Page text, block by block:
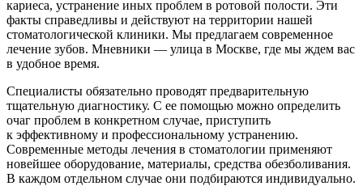
кариеса, устранение иных проблем в ротовой полости. Эти
факты справедливы и действуют на территории нашей
стоматологической клиники. Мы предлагаем современное
лечение зубов. Мневники — улица в Москве, где мы ждем вас
в удобное время.
Специалисты обязательно проводят предварительную
тщательную диагностику. С ее помощью можно определить
очаг проблем в конкретном случае, приступить
к эффективному и профессиональному устранению.
Современные методы лечения в стоматологии применяют
новейшее оборудование, материалы, средства обезболивания.
В каждом отдельном случае они подбираются индивидуально.